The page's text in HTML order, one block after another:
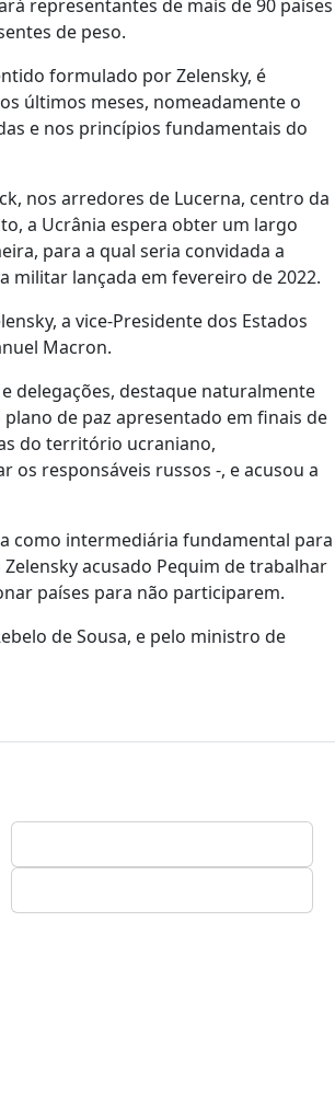
representantes de mais de 90 países
de peso.
formulado por Zelensky, é
últimos meses, nomeadamente o
e nos princípios fundamentais do
nos arredores de Lucerna, centro da
a Ucrânia espera obter um largo
para a qual seria convidada a
militar lançada em fevereiro de 2022.
a vice-Presidente dos Estados
Macron.
delegações, destaque naturalmente
de paz apresentado em finais de
do território ucraniano,
responsáveis russos -, e acusou a
como intermediária fundamental para
acusado Pequim de trabalhar
países para não participarem.
de Sousa, e pelo ministro de